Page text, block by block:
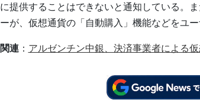
に提供することはできないと通知している。
ーが、仮想通貨の「自動購入」機能などをユ
関連： アルゼンチン中銀、決済事業者による